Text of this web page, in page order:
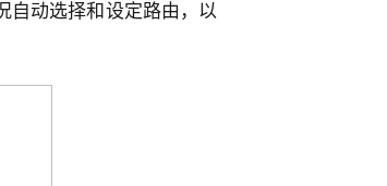
自动选择和设定路由，以